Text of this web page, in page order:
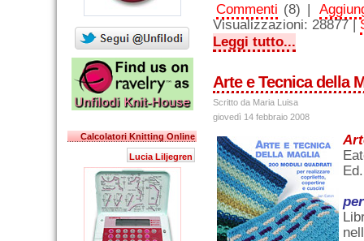
Calcolatori Knitting Online
Lucia Liljegren
Commenti (8) |
Visualizzazioni: 28877 |
Leggi tutto...
Arte e Tecnica della
Scritto da Maria Luisa
giovedì 14 febbraio 2008